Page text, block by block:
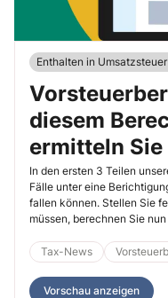
Enthalten in
diesem
ermitteln Sie
In den ersten 3 Teilen
Fälle unter eine
fallen können. Stellen Sie
müssen, berechnen Sie
Tax-News
Vorschau anzeigen